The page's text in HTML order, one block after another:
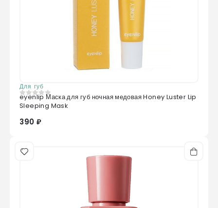
Для губ
0 из 5
eyenlip Маска для губ ночная медовая Honey Luster Lip
Sleeping Mask
390 ₽